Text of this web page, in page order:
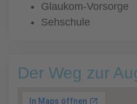
Glaukom-Vorsorge
Sehschule
Der Weg zur